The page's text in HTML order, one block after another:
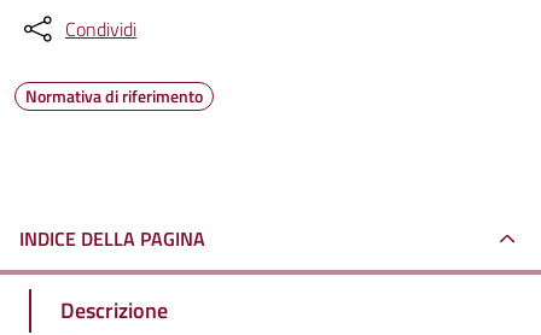
Condividi
Normativa di riferimento
INDICE DELLA PAGINA
Descrizione